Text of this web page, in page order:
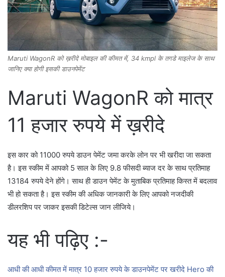
Maruti WagonR को ख़रीदे मोबाइल की कीमत में, 34 kmpl के तगडे माइलेज के साथ
जानिए क्या होगी इसकी डाउनपेमेंट
Maruti WagonR को मात्र
11 हजार रुपये में ख़रीदे
इस कार को 11000 रुपये डाउन पेमेंट जमा करके लोन पर भी खरीदा जा सकता
है। इस स्कीम में आपको 5 साल के लिए 9.8 फीसदी ब्याज दर के साथ प्रतिमाह
13184 रुपये देने होंगे। साथ ही डाउन पेमेंट के मुताबिक प्रतिमाह किस्त में बदलाव
भी हो सकता है। इस स्कीम की अधिक जानकारी के लिए आपको नजदीकी
डीलरशिप पर जाकर इसकी डिटेल्स जान लीजिये।
यह भी पढ़िए :-
आधी की आधी कीमत में मात्र 10 हजार रुपये के डाउनपेमेंट पर खरीदे Hero की